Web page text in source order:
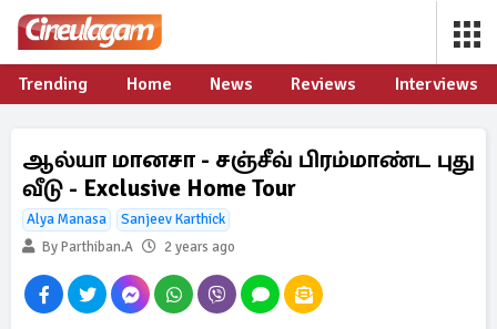
Trending Home News Reviews Interviews
ஆல்யா மானசா - சஞ்சீவ் பிரம்மாண்ட புது
வீடு - Exclusive Home Tour
Alya Manasa
Sanjeev Karthick
By Parthiban.A
2 years ago